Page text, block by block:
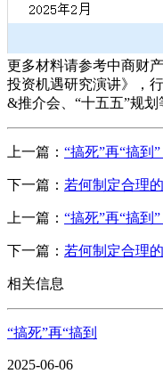
更多材料请参考中商财
投资机遇研究演讲》，
&推介会、“十五五”规划
上一篇： “搞死”再“搞到
下一篇： 若何制定合理
上一篇： “搞死”再“搞到
下一篇： 若何制定合理
相关信息
“搞死”再“搞到
2025-06-06